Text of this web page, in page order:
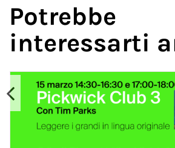
Potrebbe
interessarti